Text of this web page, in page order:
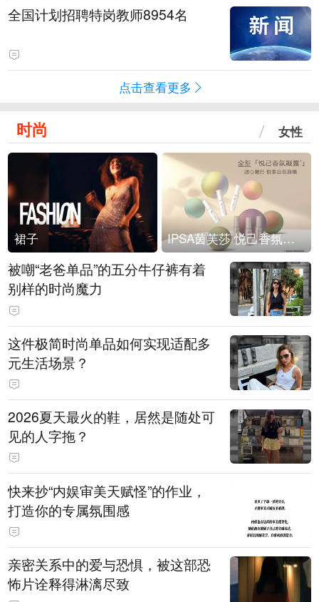
全国计划招聘特岗教师8954名
点击查看更多
时尚 女性
裙子 IPSA茵芙莎 悦己香氛凝露上市
被嘲“老爸单品”的五分牛仔裤有着
别样的时尚魔力
这件极简时尚单品如何实现适配多
元生活场景？
2026夏天最火的鞋，居然是随处可
见的人字拖？
快来抄“内娱审美天赋怪”的作业，
打造你的专属氛围感
亲密关系中的爱与恐惧，被这部恐
怖片诠释得淋漓尽致